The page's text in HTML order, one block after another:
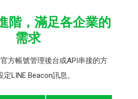
階，滿足各企業的
需求
方帳號管理後台或API串接的方
定LINE Beacon訊息。